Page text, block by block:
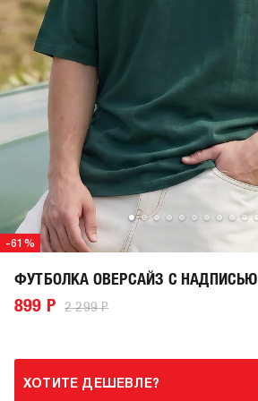
-61%
ФУТБОЛКА ОВЕРСАЙЗ С НАДПИСЬЮ
899 Р 2 299 Р
ХОТИТЕ ДЕШЕВЛЕ?